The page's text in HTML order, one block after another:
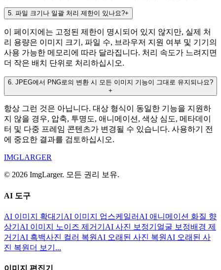
5. 파일 크기나 일괄 처리 제한이 있나요?+
이 페이지에는 고정된 제한이 명시되어 있지 않지만, 실제 처
리 용량은 이미지 크기, 파일 수, 브라우저 지원 여부 및 기기의
사용 가능한 메모리에 따라 달라집니다. 처리 속도가 느려지면
더 작은 배치 단위로 처리하십시오.
6. JPEG에서 PNG로의 변환 시 모든 이미지 기능이 그대로 유지되나요?
+
항상 그런 것은 아닙니다. 대상 형식이 동일한 기능을 지원하
지 않을 경우, 압축, 투명도, 애니메이션, 색상 심도, 메타데이
터 및 다중 프레임 콘텐츠가 변경될 수 있습니다. 사용하기 전
에 중요한 결과를 검토하십시오.
IMGLARGER
© 2026 ImgLarger. 모든 권리 보유.
AI 도구
AI 이미지 확대기 AI 이미지 업스케일러 AI 애니메이션 화질 향
상기 AI 이미지 노이즈 제거기 AI 사진 보정기 얼굴 보정배경 제
거기 AI 흑백사진 컬러 복원 AI 오래된 사진 복원 AI 오래된 사
진 복원 더 보기...